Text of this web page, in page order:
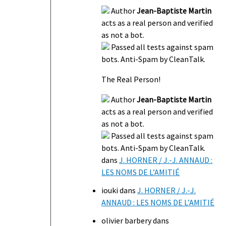
AuthorJean-Baptiste Martin
acts as a real person and verified
as not a bot.
Passed all tests against spam
bots. Anti-Spam by CleanTalk.
The Real Person!
AuthorJean-Baptiste Martin
acts as a real person and verified
as not a bot.
Passed all tests against spam
bots. Anti-Spam by CleanTalk.
dansJ. HORNER / J.-J. ANNAUD :
LES NOMS DE L’AMITIÉ
ioukidansJ. HORNER / J.-J.
ANNAUD : LES NOMS DE L’AMITIÉ
olivier barberydans